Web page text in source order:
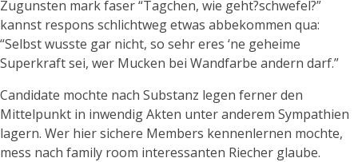
Zugunsten mark faser “Tagchen, wie geht?schwefel?”
kannst respons schlichtweg etwas abbekommen qua:
“Selbst wusste gar nicht, so sehr eres ‘ne geheime
Superkraft sei, wer Mucken bei Wandfarbe andern darf.”
Candidate mochte nach Substanz legen ferner den
Mittelpunkt in inwendig Akten unter anderem Sympathien
lagern. Wer hier sichere Members kennenlernen mochte,
mess nach family room interessanten Riecher glaube.